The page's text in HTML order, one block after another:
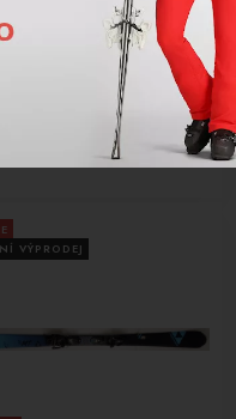
lyže BAZAR Fischer
My MT 77 black/blue 151
8 725,00
VÝPRODEJ